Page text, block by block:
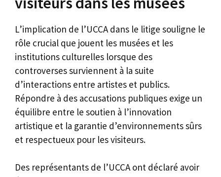
L’implication de l’UCCA dans le litige souligne le
rôle crucial que jouent les musées et les
institutions culturelles lorsque des
controverses surviennent à la suite
d’interactions entre artistes et publics.
Répondre à des accusations publiques exige un
équilibre entre le soutien à l’innovation
artistique et la garantie d’environnements sûrs
et respectueux pour les visiteurs.
Des représentants de l’UCCA ont déclaré avoir